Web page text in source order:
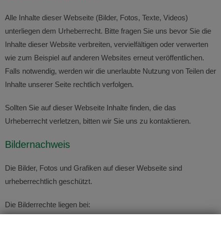
Alle Inhalte dieser Webseite (Bilder, Fotos, Texte, Videos)
unterliegen dem Urheberrecht. Bitte fragen Sie uns bevor Sie die
Inhalte dieser Website verbreiten, vervielfältigen oder verwerten
wie zum Beispiel auf anderen Websites erneut veröffentlichen.
Falls notwendig, werden wir die unerlaubte Nutzung von Teilen der
Inhalte unserer Seite rechtlich verfolgen.
Sollten Sie auf dieser Webseite Inhalte finden, die das
Urheberrecht verletzen, bitten wir Sie uns zu kontaktieren.
Bildernachweis
Die Bilder, Fotos und Grafiken auf dieser Webseite sind
urheberrechtlich geschützt.
Die Bilderrechte liegen bei: